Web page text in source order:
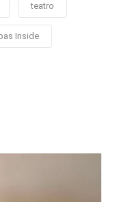
teatro
Inside